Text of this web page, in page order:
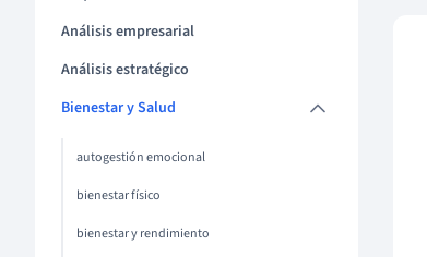
Análisis empresarial
Análisis estratégico
Bienestar y Salud
autogestión emocional
bienestar físico
bienestar y rendimiento